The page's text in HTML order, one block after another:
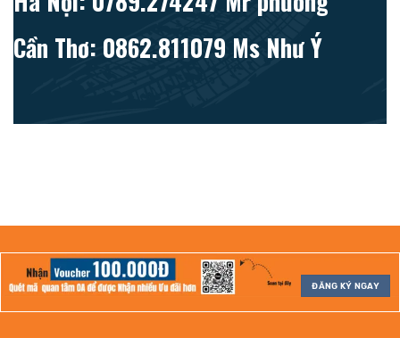
Cần Thơ: 0862.811079 Ms Như Ý
ĐĂNG KÝ NGAY